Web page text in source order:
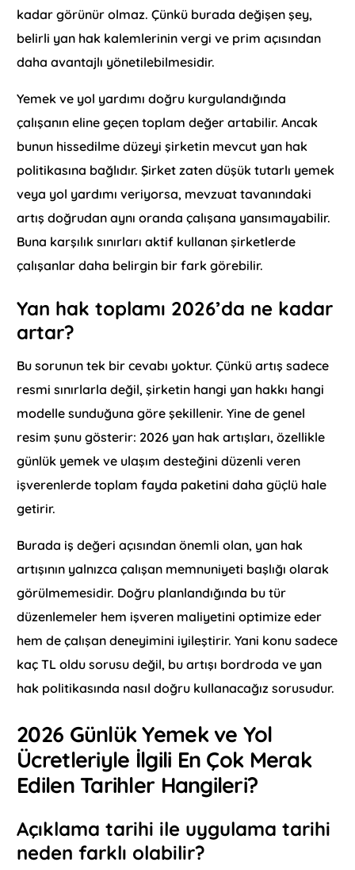
kadar görünür olmaz. Çünkü burada değişen şey,
belirli yan hak kalemlerinin vergi ve prim açısından
daha avantajlı yönetilebilmesidir.
Yemek ve yol yardımı doğru kurgulandığında
çalışanın eline geçen toplam değer artabilir. Ancak
bunun hissedilme düzeyi şirketin mevcut yan hak
politikasına bağlıdır. Şirket zaten düşük tutarlı yemek
veya yol yardımı veriyorsa, mevzuat tavanındaki
artış doğrudan aynı oranda çalışana yansımayabilir.
Buna karşılık sınırları aktif kullanan şirketlerde
çalışanlar daha belirgin bir fark görebilir.
Yan hak toplamı 2026’da ne kadar
artar?
Bu sorunun tek bir cevabı yoktur. Çünkü artış sadece
resmi sınırlarla değil, şirketin hangi yan hakkı hangi
modelle sunduğuna göre şekillenir. Yine de genel
resim şunu gösterir: 2026 yan hak artışları, özellikle
günlük yemek ve ulaşım desteğini düzenli veren
işverenlerde toplam fayda paketini daha güçlü hale
getirir.
Burada iş değeri açısından önemli olan, yan hak
artışının yalnızca çalışan memnuniyeti başlığı olarak
görülmemesidir. Doğru planlandığında bu tür
düzenlemeler hem işveren maliyetini optimize eder
hem de çalışan deneyimini iyileştirir. Yani konu sadece
kaç TL oldu sorusu değil, bu artışı bordroda ve yan
hak politikasında nasıl doğru kullanacağız sorusudur.
2026 Günlük Yemek ve Yol
Ücretleriyle İlgili En Çok Merak
Edilen Tarihler Hangileri?
Açıklama tarihi ile uygulama tarihi
neden farklı olabilir?